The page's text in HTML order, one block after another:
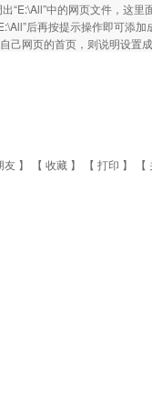
中的网页文件，这里
后再按提示操作即可添加
己网页的首页，则说明设置成
友 】 【 收藏 】 【 打印 】 【